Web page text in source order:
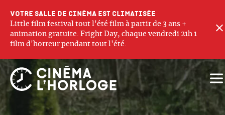
Votre salle de cinéma est climatisée
Little film festival tout l'été film à partir de 3 ans +
animation gratuite. Fright Day, chaque vendredi 21h 1
film d'horreur pendant tout l'été.